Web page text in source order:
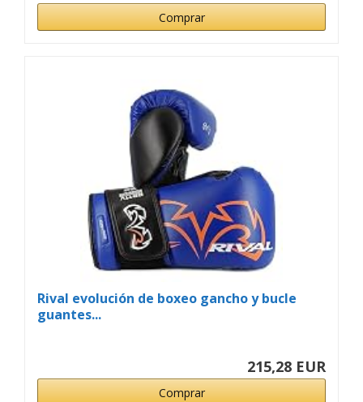
Comprar
Rival evolución de boxeo gancho y bucle
guantes...
215,28 EUR
Comprar